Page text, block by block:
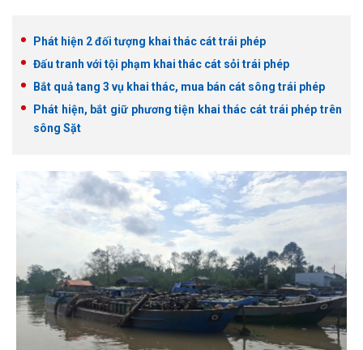
Phát hiện 2 đối tượng khai thác cát trái phép
Đấu tranh với tội phạm khai thác cát sỏi trái phép
Bắt quả tang 3 vụ khai thác, mua bán cát sông trái phép
Phát hiện, bắt giữ phương tiện khai thác cát trái phép trên
sông Sặt